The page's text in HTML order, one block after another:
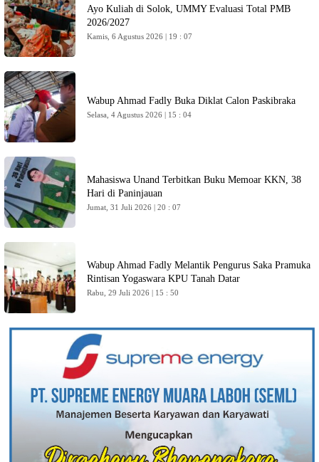
Ayo Kuliah di Solok, UMMY Evaluasi Total PMB
2026/2027
Kamis, 6 Agustus 2026 | 19 : 07
Wabup Ahmad Fadly Buka Diklat Calon Paskibraka
Selasa, 4 Agustus 2026 | 15 : 04
Mahasiswa Unand Terbitkan Buku Memoar KKN, 38
Hari di Paninjauan
Jumat, 31 Juli 2026 | 20 : 07
Wabup Ahmad Fadly Melantik Pengurus Saka Pramuka
Rintisan Yogaswara KPU Tanah Datar
Rabu, 29 Juli 2026 | 15 : 50